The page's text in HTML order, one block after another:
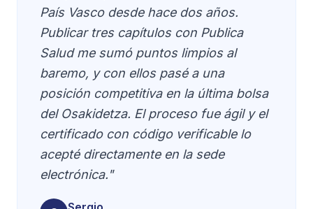
País Vasco desde hace dos años.
Publicar tres capítulos con Publica
Salud me sumó puntos limpios al
baremo, y con ellos pasé a una
posición competitiva en la última bolsa
del Osakidetza. El proceso fue ágil y el
certificado con código verificable lo
acepté directamente en la sede
electrónica."